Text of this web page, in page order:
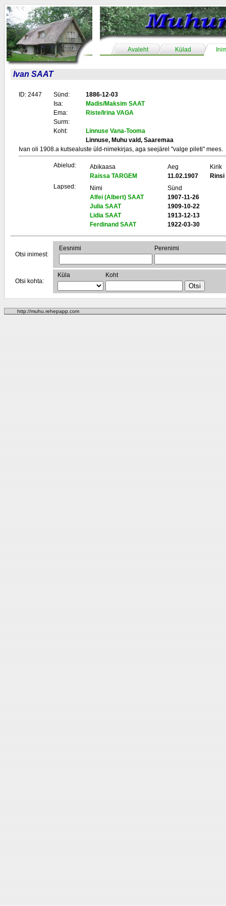
Avaleht Külad
Ivan SAAT
ID: 2447 Sünd:
1886-12-03
Isa:
Madis/Maksim SAAT
Ema:
Riste/Irina VAGA
Surm:
Koht:
Linnuse Vana-Tooma
Linnuse, Muhu vald, Saaremaa
Ivan oli 1908.a kutsealuste üld-nimekirjas, aga seejärel "valge pileti" mees.
Abielud: Abikaasa Aeg
Kirik
Raissa TARGEM
11.02.1907
Rinsi
Lapsed:
Nimi
Sünd
Alfei (Albert) SAAT
1907-11-26
Julia SAAT
1909-10-22
Lidia SAAT
1913-12-13
Ferdinand SAAT
1922-03-30
Otsi inimest:
Eesnimi Perenimi
Otsi kohta:
Küla Koht
http://muhu.rehepapp.com